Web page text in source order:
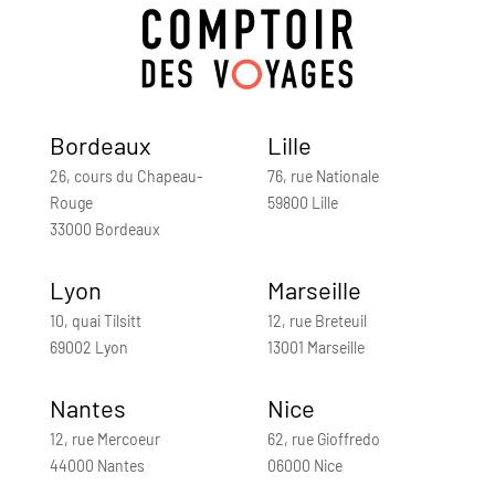
Bordeaux
26, cours du Chapeau-
Rouge
33000 Bordeaux
Lille
76, rue Nationale
59800 Lille
Lyon
10, quai Tilsitt
69002 Lyon
Marseille
12, rue Breteuil
13001 Marseille
Nantes
12, rue Mercoeur
44000 Nantes
Nice
62, rue Gioffredo
06000 Nice